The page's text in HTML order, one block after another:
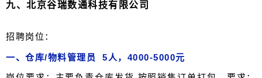
九、 北京谷瑞数通科技有限公司
招聘岗位：
一、仓库/物料管理员 5人，4000-5000元